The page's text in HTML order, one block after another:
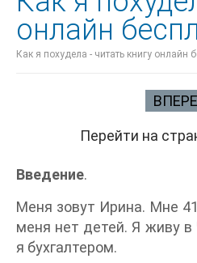
онлайн
Как я похудела - читать книгу онлайн
Перейти на
Введение.
Меня зовут Ирина. Мне
меня нет детей. Я живу
я бухгалтером.